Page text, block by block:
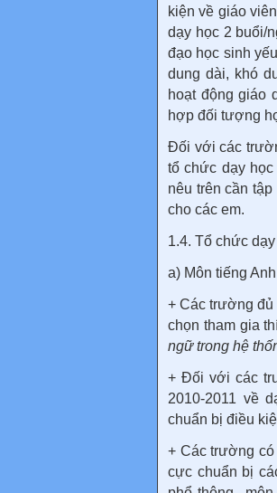
kiện về giáo
dạy học 2 buổi/
đạo học sinh
dung dài, khó
hoạt động giáo
hợp đối tượng
Đối với các
tổ chức dạy
nêu trên cần
cho các em.
1.4. Tổ chức
a) Môn tiếng
+ Các trường
chọn tham gia
ngữ trong hệ
+ Đối với các
2010-2011 về
chuẩn bị điều
+ Các trường
cực chuẩn bị